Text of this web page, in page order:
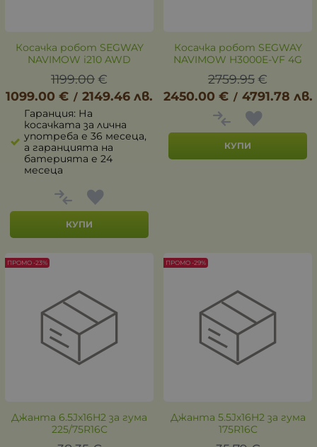
Косачка робот SEGWAY
NAVIMOW i210 AWD
1199.00€
1099.00 € / 2149.46 лв.
Гаранция: На
косачката за лична
употреба е 36 месеца,
а гаранцията на
батерията е 24
месеца
КУПИ
Косачка робот SEGWAY
NAVIMOW H3000E-VF 4G
2759.95€
2450.00 € / 4791.78 лв.
КУПИ
Джанта 6.5Jx16H2 за гума
225/75R16C
ПРОМО -23%
Джанта 5.5Jx16H2 за гума
175R16C
ПРОМО -29%